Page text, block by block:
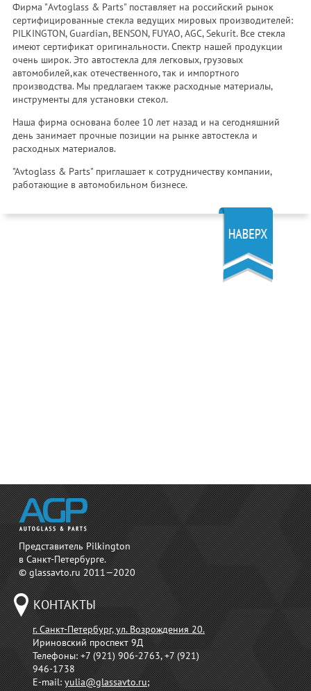
Фирма "Avtoglass & Parts" поставляет на российский рынок
сертифицированные стекла ведущих мировых производителей:
PILKINGTON, Guardian, BENSON, FUYAO, AGC, Sekurit. Все стекла
имеют сертификат оригинальности. Спектр нашей продукции
очень широк. Это автостекла для легковых, грузовых
автомобилей,как отечественного, так и импортного
производства. Мы предлагаем также расходные материалы,
инструменты для установки стекол.
Наша фирма основана более 10 лет назад и на сегодняшний
день занимает прочные позиции на рынке автостекла и
расходных материалов.
"Avtoglass & Parts" приглашает к сотрудничеству компании,
работающие в автомобильном бизнесе.
Представитель Pilkington
в Санкт-Петербурге.
© glassavto.ru 2011—2020
КОНТАКТЫ
г. Санкт-Петербург, ул. Возрождения 20.
Ириновский проспект 9Д
Телефоны:+7 (921) 906-2763, +7 (921)
946-1738
E-mail:yulia@glassavto.ru;